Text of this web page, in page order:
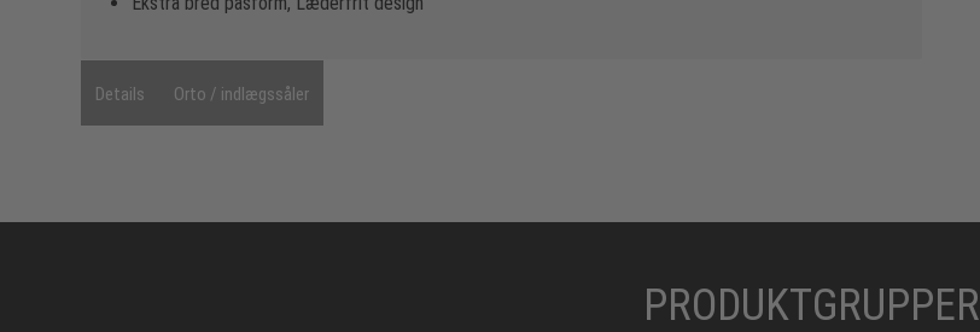
Details Orto / indlægssåler
PRODUKTGRUPPER